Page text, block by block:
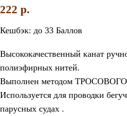
222 p.
Кешбэк: до 33 Баллов
Высококачественный канат
полиэфирных нитей.
Выполнен методом ТРОСОВОГО
Используется для проводки
парусных судах .